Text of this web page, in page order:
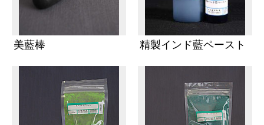
美藍棒 精製インド藍ペースト